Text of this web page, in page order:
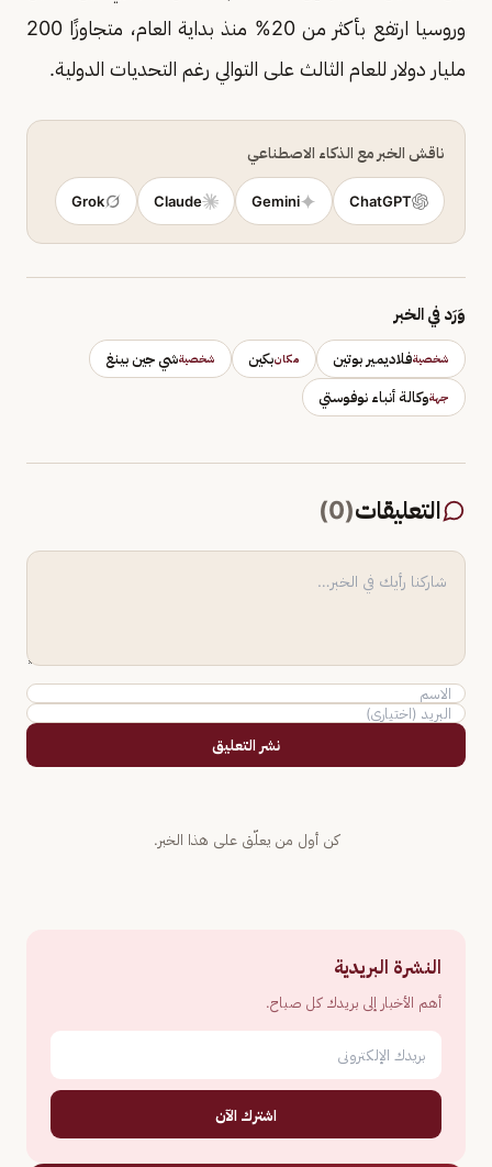
وروسيا ارتفع بأكثر من 20% منذ بداية العام، متجاوزًا 200
مليار دولار للعام الثالث على التوالي رغم التحديات الدولية.
ناقش الخبر مع الذكاء الاصطناعي
ChatGPT
Gemini
Claude
Grok
وَرَد في الخبر
شخصيةفلاديمير بوتين مكانبكين شخصيةشي جين بينغ
جهةوكالة أنباء نوفوستي
التعليقات(
0
)
نشر التعليق
كن أول من يعلّق على هذا الخبر.
النشرة البريدية
أهم الأخبار إلى بريدك كل صباح.
اشترك الآن